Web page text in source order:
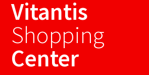
Vitantis
Shopping
Center